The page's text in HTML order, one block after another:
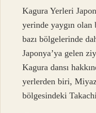
Kagura Yerleri
yerinde yaygın
bazı bölgelerinde
Japonya’ya gelen
Kagura dansı
yerlerden biri,
bölgesindeki